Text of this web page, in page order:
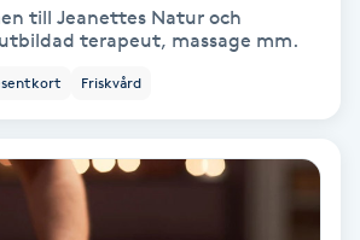
till Jeanettes Natur och
terapeut, massage mm.
Friskvård